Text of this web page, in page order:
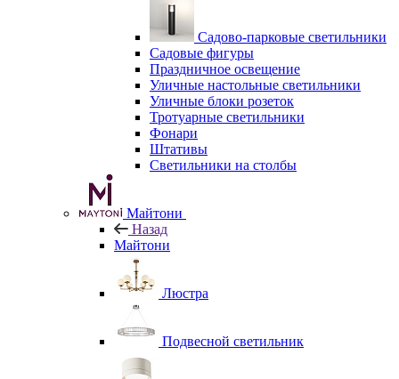
Садово-парковые светильники
Садовые фигуры
Праздничное освещение
Уличные настольные светильники
Уличные блоки розеток
Тротуарные светильники
Фонари
Штативы
Светильники на столбы
Майтони
Назад
Майтони
Люстра
Подвесной светильник